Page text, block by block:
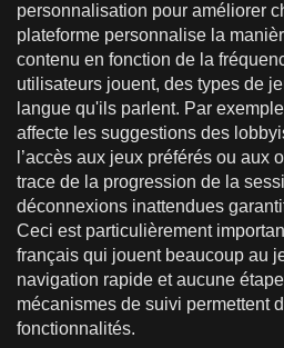
personnalisation pour améliorer
plateforme personnalise la
contenu en fonction de la
utilisateurs jouent, des types de
langue qu'ils parlent. Par
affecte les suggestions des
l’accès aux jeux préférés ou aux
trace de la progression de la
déconnexions inattendues
Ceci est particulièrement
français qui jouent beaucoup au
navigation rapide et aucune
mécanismes de suivi permettent
fonctionnalités.